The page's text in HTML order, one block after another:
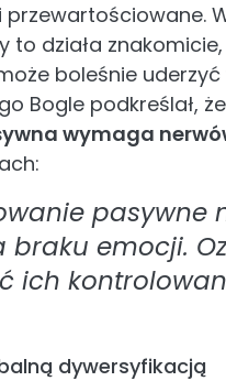
przewartościowane.
to działa
boleśnie
Bogle podkreślał, że
wymaga
pasywne
braku emocji.
ich
dywersyfikacją